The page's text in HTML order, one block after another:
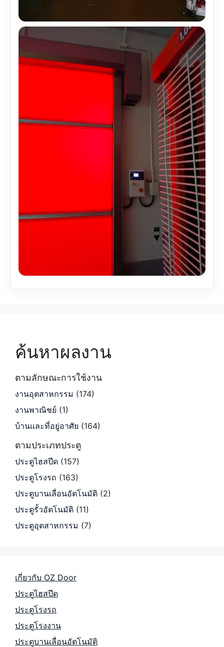
ค้นหาผลงาน
ตามลักษณะการใช้งาน
งานอุตสาหกรรม (174)
งานพาณิชย์ (1)
บ้านและที่อยู่อาศัย (164)
ตามประเภทประตู
ประตูไฮสปีด (157)
ประตูโรงรถ (163)
ประตูบานเลื่อนอัตโนมัติ (2)
ประตูรั้วอัตโนมัติ (11)
ประตูอุตสาหกรรม (7)
เกี่ยวกับ OZ Door
ประตูไฮสปีด
ประตูโรงรถ
ประตูโรงงาน
ประตูบานเลื่อนอัตโนมัติ